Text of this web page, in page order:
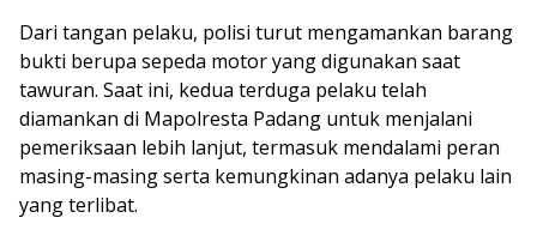
Dari tangan pelaku, polisi turut mengamankan barang
bukti berupa sepeda motor yang digunakan saat
tawuran. Saat ini, kedua terduga pelaku telah
diamankan di Mapolresta Padang untuk menjalani
pemeriksaan lebih lanjut, termasuk mendalami peran
masing-masing serta kemungkinan adanya pelaku lain
yang terlibat.